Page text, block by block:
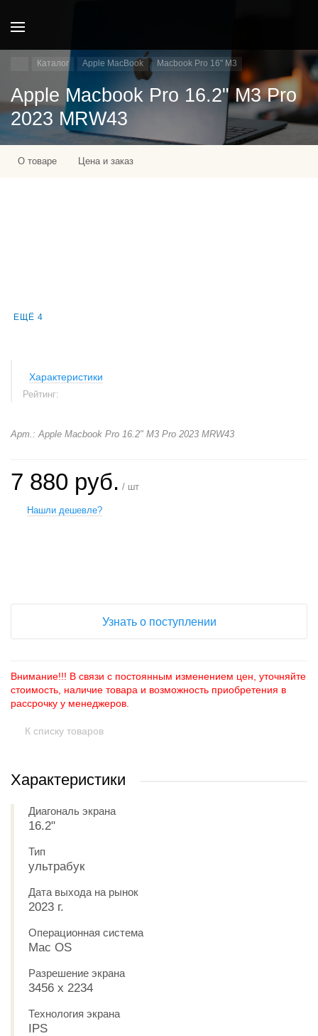
Каталог Apple MacBook Macbook Pro 16" M3
Apple Macbook Pro 16.2" M3 Pro
2023 MRW43
О товаре Цена и заказ
ЕЩЁ 4
Характеристики
Рейтинг:
Арт.: Apple Macbook Pro 16.2" M3 Pro 2023 MRW43
7 880 руб. / шт
Нашли дешевле?
Узнать о поступлении
Внимание!!! В связи с постоянным изменением цен, уточняйте
стоимость, наличие товара и возможность приобретения в
рассрочку у менеджеров.
К списку товаров
Характеристики
Диагональ экрана
16.2"
Тип
ультрабук
Дата выхода на рынок
2023 г.
Операционная система
Mac OS
Разрешение экрана
3456 x 2234
Технология экрана
IPS